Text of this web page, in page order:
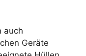
auch
Geräte